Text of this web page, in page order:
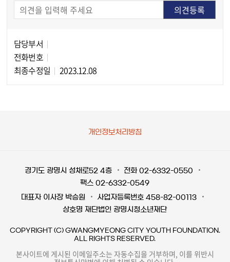
담당부서
전화번호
최종수정일
2023.12.08
개인정보처리방침
경기도 광명시 성채로52 4층
전화 02-6332-0550
팩스 02-6332-0549
대표자 이사장 박승원
사업자등록번호 458-82-00113
상호명 재단법인 광명시청소년재단
COPYRIGHT (C) GWANGMYEONG CITY YOUTH FOUNDATION.
ALL RIGHTS RESERVED.
본사이트에 게시된 이메일주소는 자동수집을 거부하며, 이를 위반시